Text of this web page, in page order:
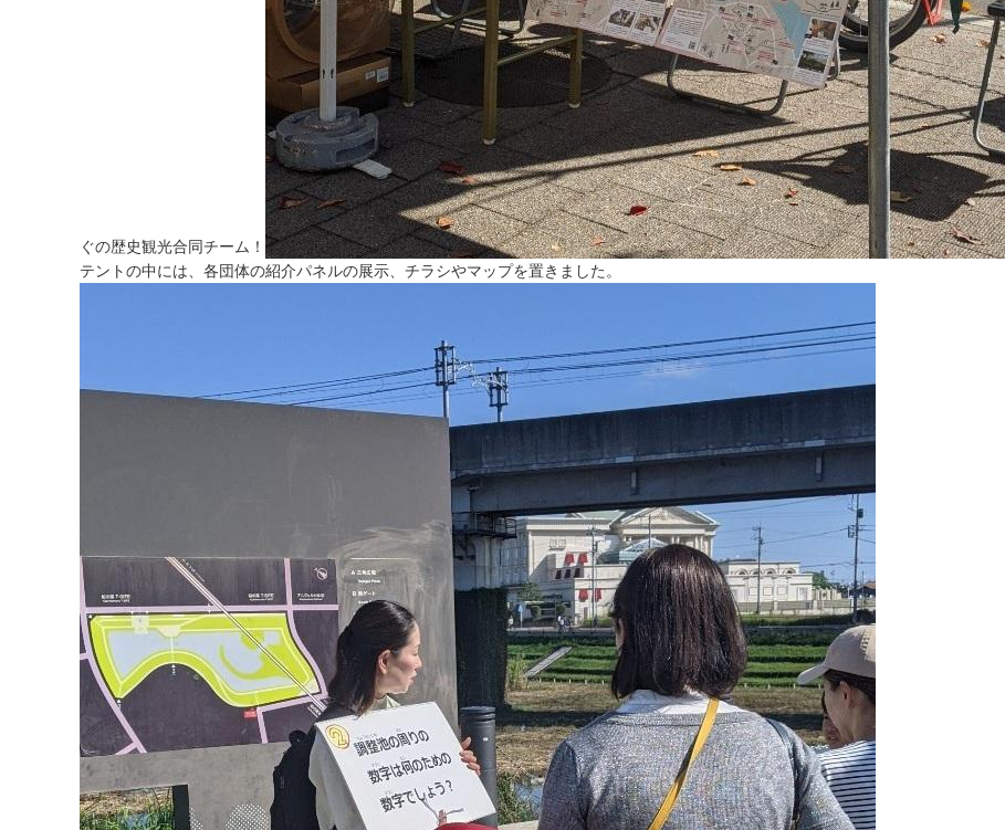
ぐの歴史観光合同チーム！
テントの中には、各団体の紹介パネルの展示、チラシやマップを置きました。